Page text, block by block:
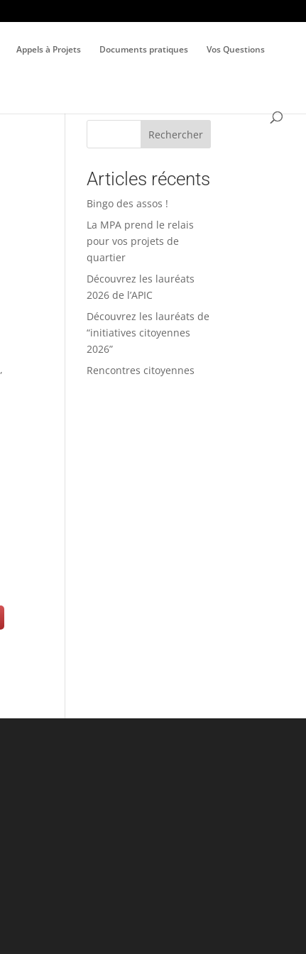
Appels à Projets Documents pratiques Vos Questions
,
Rechercher
Articles récents
Bingo des assos !
La MPA prend le relais
pour vos projets de
quartier
Découvrez les lauréats
2026 de l’APIC
Découvrez les lauréats de
“initiatives citoyennes
2026”
Rencontres citoyennes